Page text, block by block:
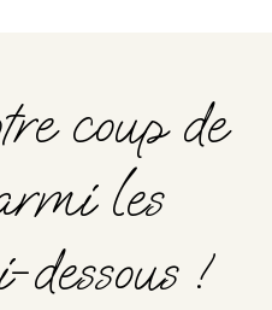
coup de
les
!